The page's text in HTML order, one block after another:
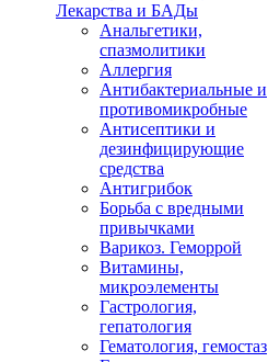
Лекарства и БАДы
Анальгетики,
спазмолитики
Аллергия
Антибактериальные и
противомикробные
Антисептики и
дезинфицирующие
средства
Антигрибок
Борьба с вредными
привычками
Варикоз. Геморрой
Витамины,
микроэлементы
Гастрология,
гепатология
Гематология, гемостаз